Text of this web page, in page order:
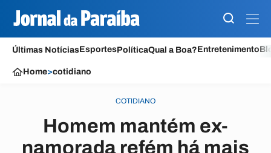
Últimas NotíciasEsportesPolíticaQual a Boa?Entretenimento
Home>cotidiano
COTIDIANO
Homem mantém ex-
namorada refém há mais